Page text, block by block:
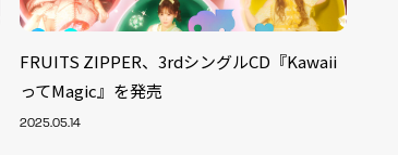
FRUITS ZIPPER、3rdシングルCD『Kawaii
ってMagic』を発売
2025.05.14